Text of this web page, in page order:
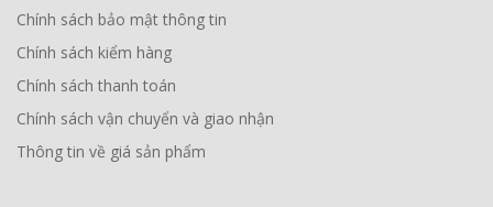
Chính sách bảo mật thông tin
Chính sách kiểm hàng
Chính sách thanh toán
Chính sách vận chuyển và giao nhận
Thông tin về giá sản phẩm